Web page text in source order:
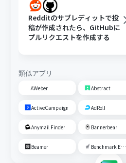
Redditのサブレディットで投
稿が作成されたら、GitHubに
プルリクエストを作成する
類似アプリ
AWeber Abstract
ActiveCampaign AdRoll
Anymail Finder Bannerbear
Beamer Benchmark Email